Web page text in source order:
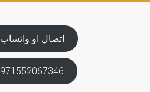
اتصال او واتساب
971552067346